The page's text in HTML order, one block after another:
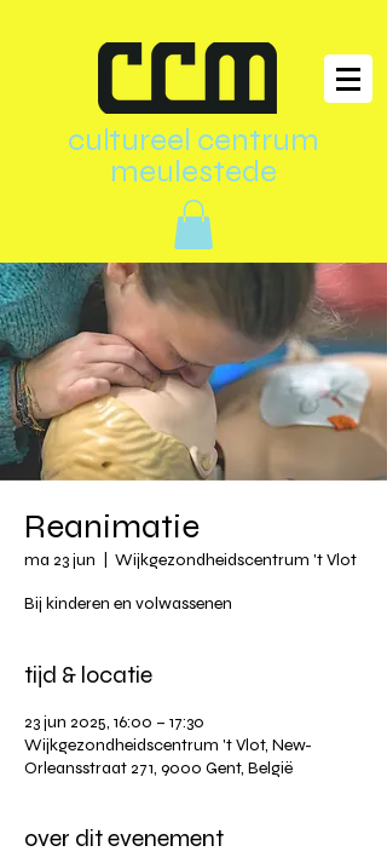
cultureel centrum
meulestede
Reanimatie
ma 23 jun Wijkgezondheidscentrum 't Vlot
Bij kinderen en volwassenen
tijd & locatie
23 jun 2025, 16:00 – 17:30
Wijkgezondheidscentrum 't Vlot, New-
Orleansstraat 271, 9000 Gent, België
over dit evenement